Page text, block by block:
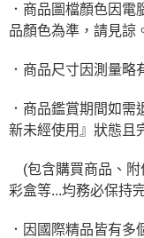
．商品圖檔顏色因
品顏色為準，請見諒
．商品尺寸因測量略
．商品鑑賞期間如
新未經使用』狀態且
(包含購買商品、附
彩盒等...均務必保持
．因國際精品皆有